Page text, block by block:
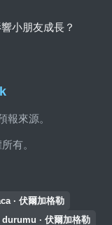
報來源。
有。
小朋友成長？
· 伏爾加格勒
durumu · 伏爾加格勒